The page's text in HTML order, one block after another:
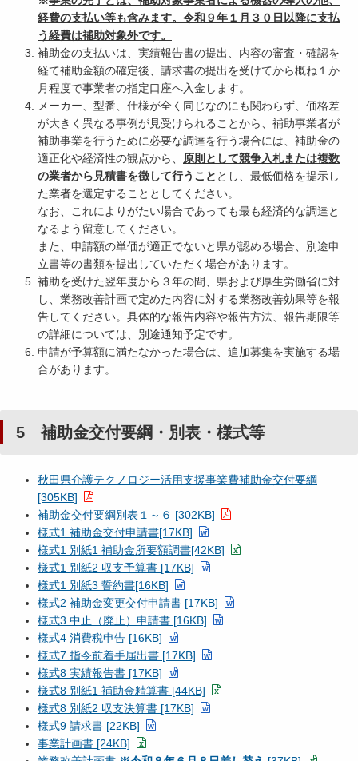
経費の支払い等も含みます。令和９年１月３０日以降に支払
う経費は補助対象外です。
補助金の支払いは、実績報告書の提出、内容の審査・確認を
経て補助金額の確定後、請求書の提出を受けてから概ね１か
月程度で事業者の指定口座へ入金します。
メーカー、型番、仕様が全く同じなのにも関わらず、価格差
が大きく異なる事例が見受けられることから、補助事業者が
補助事業を行うために必要な調達を行う場合には、補助金の
適正化や経済性の観点から、 原則として競争入札または複数
の業者から見積書を徴して行うこと とし、最低価格を提示し
た業者を選定することとしてください。
なお、これによりがたい場合であっても最も経済的な調達と
なるよう留意してください。
また、申請額の単価が適正でないと県が認める場合、別途申
立書等の書類を提出していただく場合があります。
補助を受けた翌年度から３年の間、県および厚生労働省に対
し、業務改善計画で定めた内容に対する業務改善効果等を報
告してください。具体的な報告内容や報告方法、報告期限等
の詳細については、別途通知予定です。
申請が予算額に満たなかった場合は、追加募集を実施する場
合があります。
5 補助金交付要綱・別表・様式等
秋田県介護テクノロジー活用支援事業費補助金交付要綱
[305KB]
補助金交付要綱別表１～６ [302KB]
様式1 補助金交付申請書[17KB]
様式1 別紙1 補助金所要額調書[42KB]
様式1 別紙2 収支予算書 [17KB]
様式1 別紙3 誓約書[16KB]
様式2 補助金変更交付申請書 [17KB]
様式3 中止（廃止）申請書 [16KB]
様式4 消費税申告 [16KB]
様式7 指令前着手届出書 [17KB]
様式8 実績報告書 [17KB]
様式8 別紙1 補助金精算書 [44KB]
様式8 別紙2 収支決算書 [17KB]
様式9 請求書 [22KB]
事業計画書 [24KB]